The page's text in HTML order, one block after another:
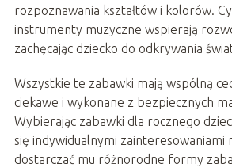
rozpoznawania kształtów i kolorów.
instrumenty muzyczne wspierają
zachęcając dziecko do odkrywania
Wszystkie te zabawki mają wspólną
ciekawe i wykonane z bezpiecznych
Wybierając zabawki dla rocznego
się indywidualnymi zainteresowaniami
dostarczać mu różnorodne formy